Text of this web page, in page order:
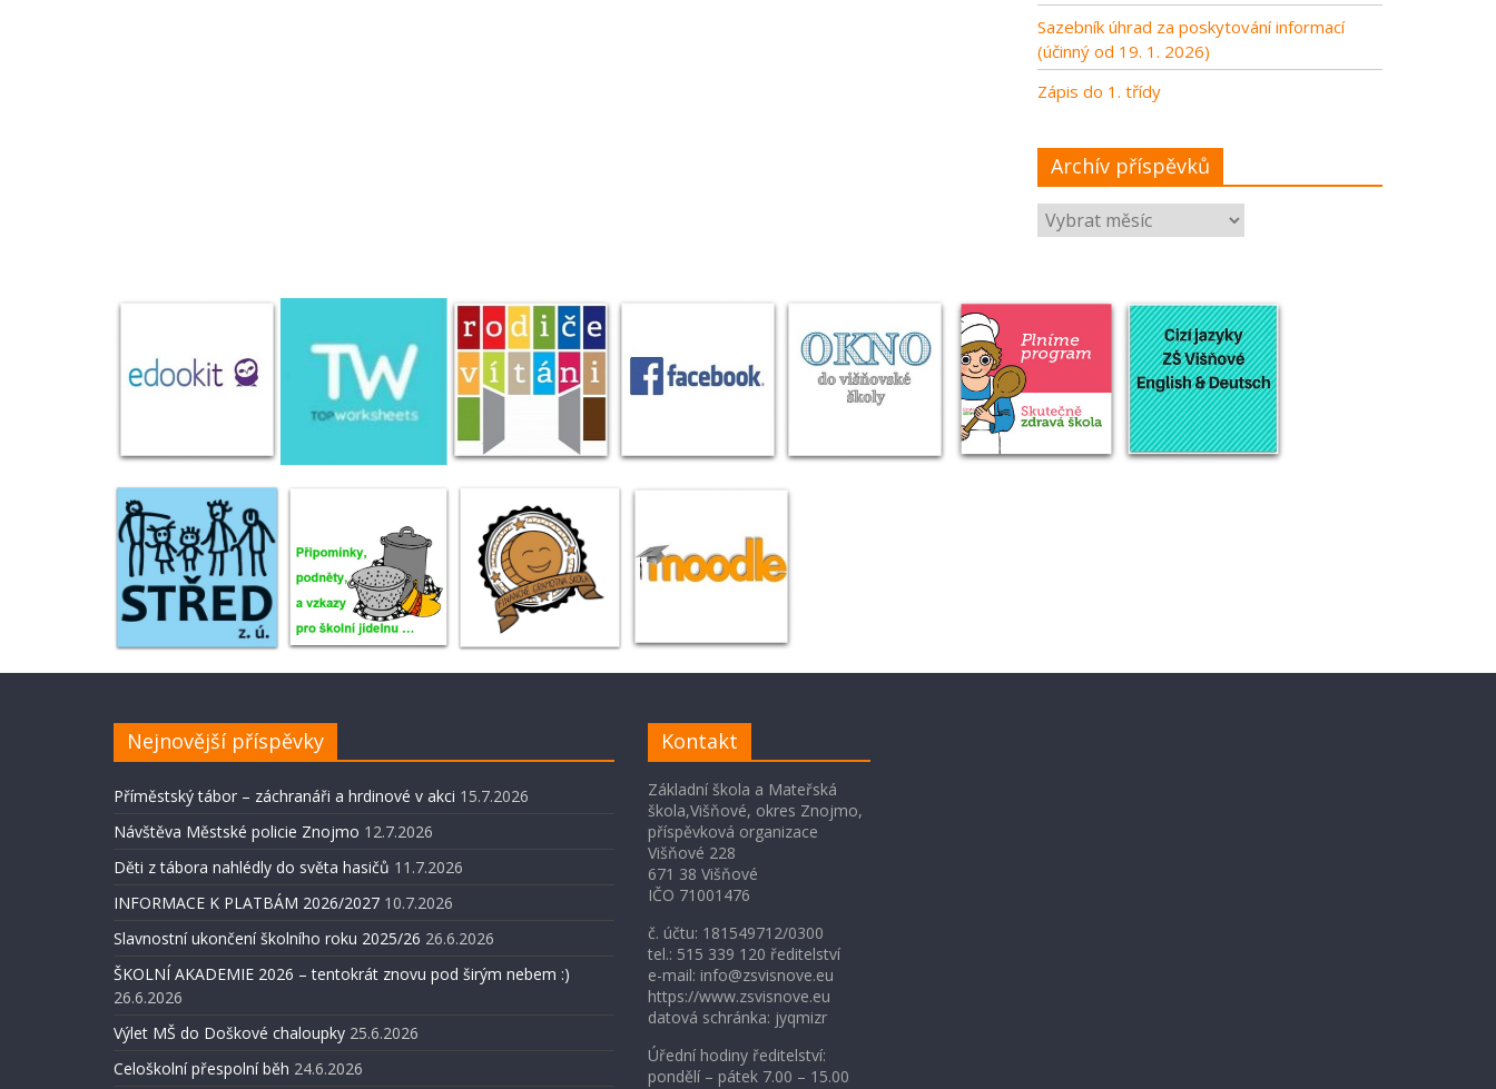
Sazebník úhrad za poskytování informací
(účinný od 19. 1. 2026)
Zápis do 1. třídy
Archív příspěvků
Nejnovější příspěvky
Příměstský tábor – záchranáři a hrdinové v akci 15.7.2026
Návštěva Městské policie Znojmo 12.7.2026
Děti z tábora nahlédly do světa hasičů 11.7.2026
INFORMACE K PLATBÁM 2026/2027 10.7.2026
Slavnostní ukončení školního roku 2025/26 26.6.2026
ŠKOLNÍ AKADEMIE 2026 – tentokrát znovu pod širým nebem :)
26.6.2026
Výlet MŠ do Doškové chaloupky 25.6.2026
Celoškolní přespolní běh 24.6.2026
Kontakt
Základní škola a Mateřská
škola,Višňové, okres Znojmo,
příspěvková organizace
Višňové 228
671 38 Višňové
IČO 71001476
č. účtu: 181549712/0300
tel.: 515 339 120 ředitelství
e-mail: info@zsvisnove.eu
https://www.zsvisnove.eu
datová schránka: jyqmizr
Úřední hodiny ředitelství:
pondělí – pátek 7.00 – 15.00